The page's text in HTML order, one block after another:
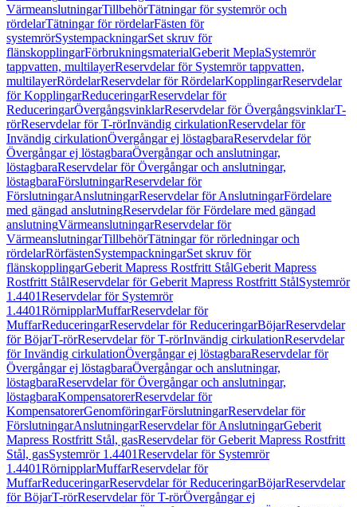
VärmeanslutningarTillbehörTätningar för systemrör och
rördelarTätningar för rördelarFästen för
systemrörSystempackningarSet skruv för
flänskopplingarFörbrukningsmaterialGeberit MeplaSystemrör
tappvatten, multilayerReservdelar för Systemrör tappvatten,
multilayerRördelarReservdelar för RördelarKopplingarReservdelar
för KopplingarReduceringarReservdelar för
ReduceringarÖvergångsvinklarReservdelar för ÖvergångsvinklarT-
rörReservdelar för T-rörInvändig cirkulationReservdelar för
Invändig cirkulationÖvergångar ej löstagbaraReservdelar för
Övergångar ej löstagbaraÖvergångar och anslutningar,
löstagbaraReservdelar för Övergångar och anslutningar,
löstagbaraFörslutningarReservdelar för
FörslutningarAnslutningarReservdelar för AnslutningarFördelare
med gängad anslutningReservdelar för Fördelare med gängad
anslutningVärmeanslutningarReservdelar för
VärmeanslutningarTillbehörTätningar för rörledningar och
rördelarRörfästenSystempackningarSet skruv för
flänskopplingarGeberit Mapress Rostfritt StålGeberit Mapress
Rostfritt StålReservdelar för Geberit Mapress Rostfritt StålSystemrör
1.4401Reservdelar för Systemrör
1.4401RörnipplarMuffarReservdelar för
MuffarReduceringarReservdelar för ReduceringarBöjarReservdelar
för BöjarT-rörReservdelar för T-rörInvändig cirkulationReservdelar
för Invändig cirkulationÖvergångar ej löstagbaraReservdelar för
Övergångar ej löstagbaraÖvergångar och anslutningar,
löstagbaraReservdelar för Övergångar och anslutningar,
löstagbaraKompensatorerReservdelar för
KompensatorerGenomföringarFörslutningarReservdelar för
FörslutningarAnslutningarReservdelar för AnslutningarGeberit
Mapress Rostfritt Stål, gasReservdelar för Geberit Mapress Rostfritt
Stål, gasSystemrör 1.4401Reservdelar för Systemrör
1.4401RörnipplarMuffarReservdelar för
MuffarReduceringarReservdelar för ReduceringarBöjarReservdelar
för BöjarT-rörReservdelar för T-rörÖvergångar ej